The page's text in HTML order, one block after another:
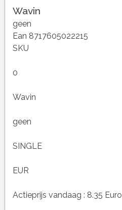
Wavin
geen
Ean 8717605022215
SKU
0
Wavin
geen
SINGLE
EUR
Actieprijs vandaag : 8.35 Euro